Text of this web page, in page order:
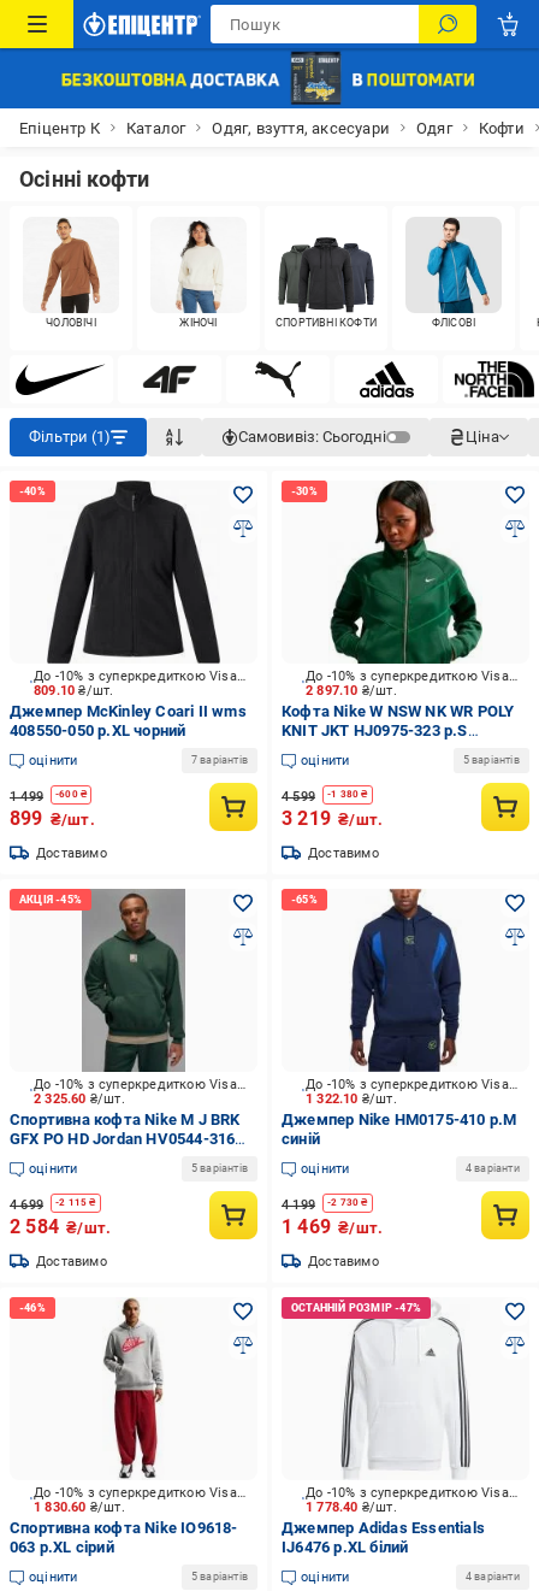
Епіцентр К Каталог Одяг, взуття, аксесуари Одяг Кофти
Осінні кофти
ЧОЛОВІЧІ ЖІНОЧІ СПОРТИВНІ КОФТИ ФЛІСОВІ
Фільтри (1) Самовивіз: Сьогодні Ціна
809.10₴/шт.
До -10% з суперкредиткою Visa Вигода
Джемпер McKinley Coari II wms
408550-050 р.XL чорний
оцінити 7 варіантів
1 499 -600₴
899 ₴/шт.
Доставимо
2 897.10 ₴/шт.
До -10% з суперкредиткою Visa Вигода
Кофта Nike W NSW NK WR POLY
KNIT JKT HJ0975-323 р.S
зелений
оцінити 5 варіантів
4 599 -1 380 ₴
3 219 ₴/шт.
Доставимо
2 325.60 ₴/шт.
До -10% з суперкредиткою Visa Вигода
Спортивна кофта Nike M J BRK
GFX PO HD Jordan HV0544-316
р.L хакі
оцінити 5 варіантів
4 699 -2 115 ₴
2 584 ₴/шт.
Доставимо
1 322.10 ₴/шт.
До -10% з суперкредиткою Visa Вигода
Джемпер Nike HM0175-410 р.M
синій
оцінити 4 варіанти
4 199 -2 730 ₴
1 469 ₴/шт.
Доставимо
1 830.60 ₴/шт.
До -10% з суперкредиткою Visa Вигода
Спортивна кофта Nike IO9618-
063 р.XL сірий
оцінити 5 варіантів
1 778.40 ₴/шт.
До -10% з суперкредиткою Visa Вигода
Джемпер Adidas Essentials
IJ6476 р.XL білий
оцінити 4 варіанти